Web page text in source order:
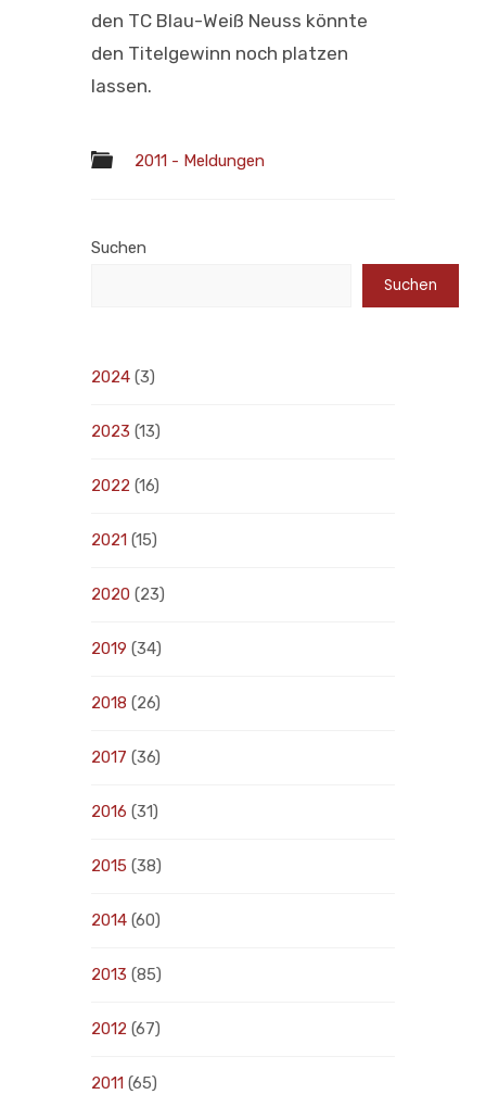
den TC Blau-Weiß Neuss könnte
den Titelgewinn noch platzen
lassen.
2011 - Meldungen
Suchen
Suchen
2024 (3)
2023 (13)
2022 (16)
2021 (15)
2020 (23)
2019 (34)
2018 (26)
2017 (36)
2016 (31)
2015 (38)
2014 (60)
2013 (85)
2012 (67)
2011 (65)